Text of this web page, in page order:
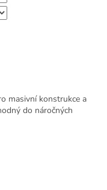
masivní konstrukce a
do náročných